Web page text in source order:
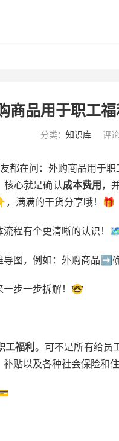
商品用于职工
分类： 知识库 评
都在问：外购商品用于
核心就是确认成本费用 ，
，满满的干货分享哦！🎁
流程有个更清晰的认识！
导图，例如：外购商品
一步一步拆解！🤓
工福利 。可不是所有给员
贴以及各种社会保险和